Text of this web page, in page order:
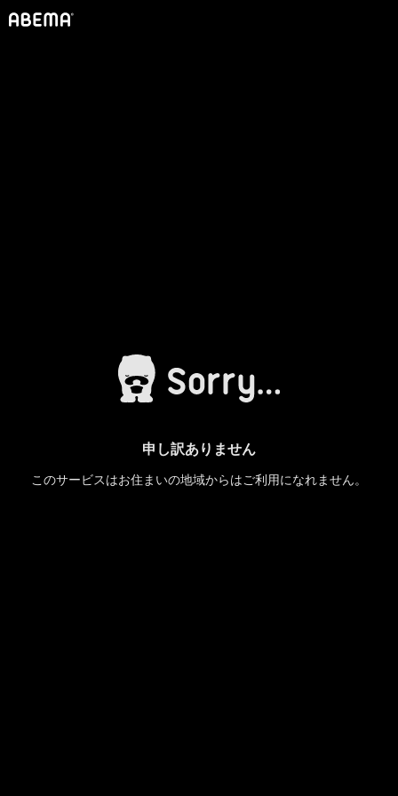
申し訳ありません
このサービスはお住まいの地域からはご利用になれません。